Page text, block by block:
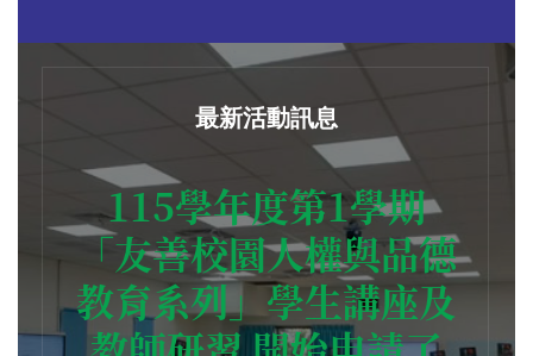
最新活動訊息
115學年度第1學期
「友善校園人權與品德
教育系列」學生講座及